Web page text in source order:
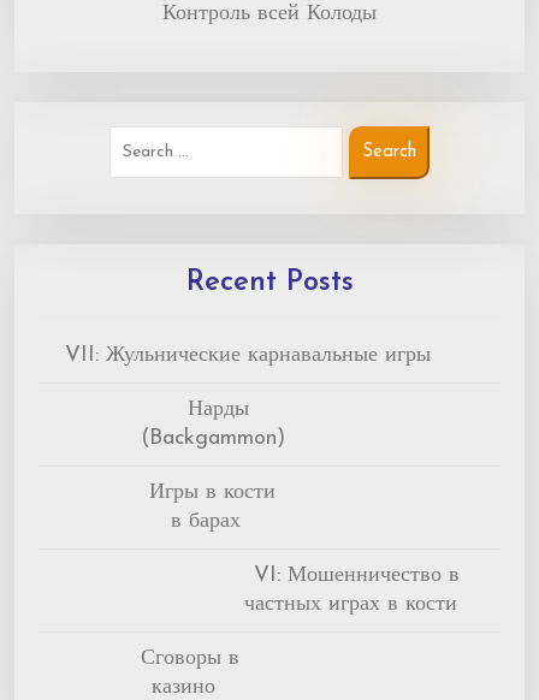
Контроль всей Колоды
Recent Posts
VII: Жульнические карнавальные игры
Нарды
(Backgammon)
Игры в кости
в барах
VI: Мошенничество в
частных играх в кости
Сговоры в
казино